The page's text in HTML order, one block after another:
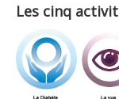
Les cinq